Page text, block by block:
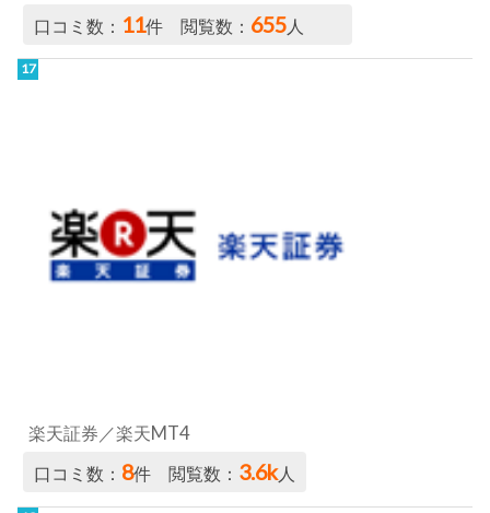
口コミ数： 11件 閲覧数： 655 人
楽天証券／楽天MT4
口コミ数： 8件 閲覧数： 3.6k人